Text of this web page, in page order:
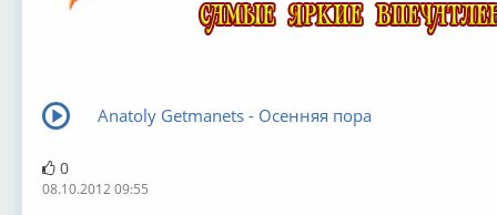
Anatoly Getmanets - Осенняя пора
0
08.10.2012 09:55